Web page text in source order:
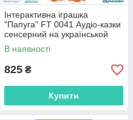
Інтерактивна іграшка
"Папуга" FT 0041 Аудіо-казки
сенсерний на українськой
коробка 16-27-15см
В наявності
825 ₴
Купити